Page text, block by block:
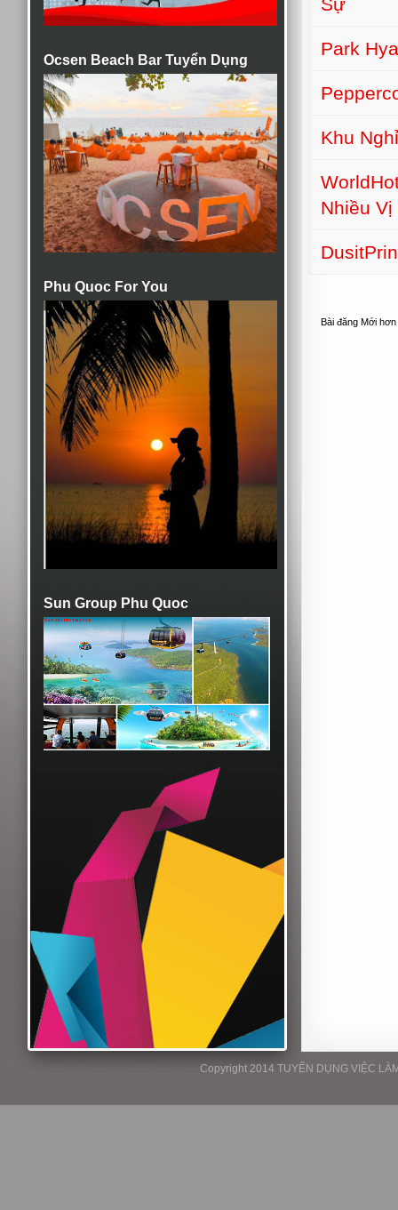
Ocsen Beach Bar Tuyển Dụng
Phu Quoc For You
Sun Group Phu Quoc
Park
Khu
Nhiều Vị
Bài đăng Mới hơn
Copyright 2014 TUYỂN DỤNG VIỆC